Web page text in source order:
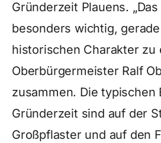
Gründerzeit Plauens.
besonders wichtig,
historischen Charakter zu
Oberbürgermeister Ralf
zusammen. Die typischen
Gründerzeit sind auf der
Großpflaster und auf den